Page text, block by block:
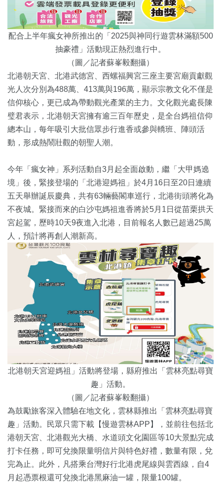
配合上半年瘋女神所推出的「2025與神同行遊雲林滿額500
抽豪禮」活動現正熱烈進行中。
（圖／記者蘇峯毅翻攝）
北港朝天宮、北港武德宮、西螺福興宮三座主要宮廟貢獻觀
光人次分別為488萬、413萬與196萬，顯示宗教文化不僅是
信仰核心，更已成為帶動觀光產業的主力。文化觀光處長陳
璧君表示，北港朝天宮擁有逾三百年歷史，是全台媽祖信仰
總本山，每年吸引大批信眾步行進香或參與轎班、陣頭活
動，形成熱鬧壯觀的朝聖人潮。
今年「瘋女神」系列活動自3月起全面啟動，繼「大甲媽遶
境」後，緊接登場的「北港迎媽祖」於4月16日至20日連續
五天舉辦誕辰慶典，共有63輛藝閣車巡行，北港街頭將化為
不夜城。緊接而來的白沙屯媽祖進香將於5月1日從苗栗拱天
宮起駕，歷時10天9夜進入北港，目前報名人數已超過25萬
人，預計將再創人潮新高。
北港朝天宮迎媽祖」活動將登場，縣府推出「雲林亮點尋寶
趣」活動。
（圖／記者蘇峯毅翻攝）
為鼓勵旅客深入體驗在地文化，雲林縣推出「雲林亮點尋寶
趣」活動。民眾只需下載【慢遊雲林APP】，並前往包括北
港朝天宮、北港觀光大橋、水道頭文化園區等10大景點完成
打卡任務，即可兌換限量明信片與特色好禮，數量有限，兌
完為止。此外，凡搭乘台灣好行北港虎尾線與雲西線，自4
月起憑票根還可兌換北港黑麻油一罐，限量100罐。